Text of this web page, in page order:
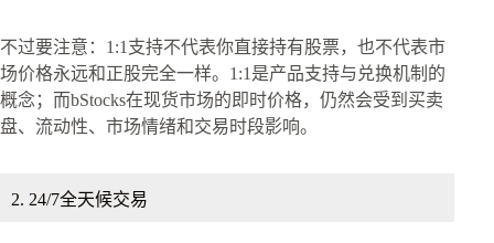
不过要注意：1:1支持不代表你直接持有股票，也不代表市
场价格永远和正股完全一样。1:1是产品支持与兑换机制的
概念；而bStocks在现货市场的即时价格，仍然会受到买卖
盘、流动性、市场情绪和交易时段影响。
2. 24/7全天候交易